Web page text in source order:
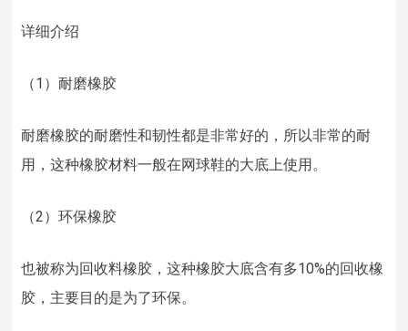
详细介绍
（1）耐磨橡胶
耐磨橡胶的耐磨性和韧性都是非常好的，所以非常的耐
用，这种橡胶材料一般在网球鞋的大底上使用。
（2）环保橡胶
也被称为回收料橡胶，这种橡胶大底含有多10%的回收橡
胶，主要目的是为了环保。